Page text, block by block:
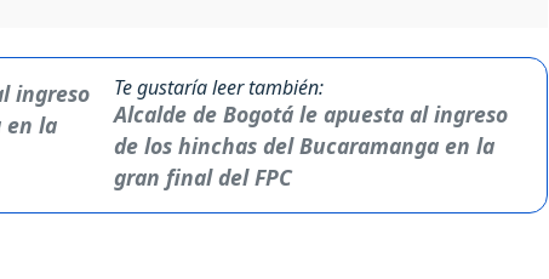
Te gustaría leer también:
Alcalde de Bogotá le apuesta al ingreso
de los hinchas del Bucaramanga en la
gran final del FPC